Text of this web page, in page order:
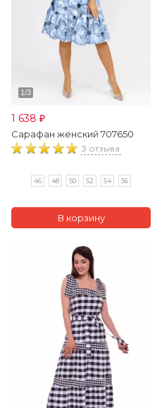
1 638 ₽
Сарафан женский 707650
3 отзыва
46 48 50 52 54 56